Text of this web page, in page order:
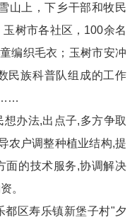
上，下乡干部和牧民
树市各社区，100余名
编织毛衣；玉树市安冲
民族科普队组成的工作
……
办法,出点子,多方争取
农户调整种植业结构,提
面的技术服务,协调解决
。
区寿乐镇新堡子村"夕